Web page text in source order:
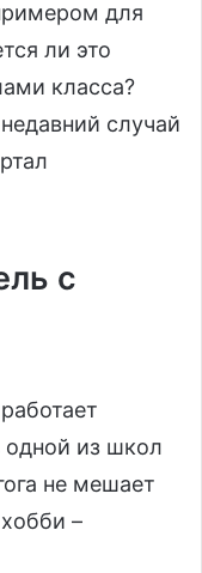
для
ли это
класса?
случай
с
из школ
не мешает
–